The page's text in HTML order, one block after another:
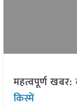
महत्वपूर्ण खबर:
किस्में